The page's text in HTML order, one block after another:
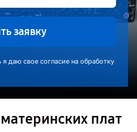
заявку
даю свое согласие на обработку
плат